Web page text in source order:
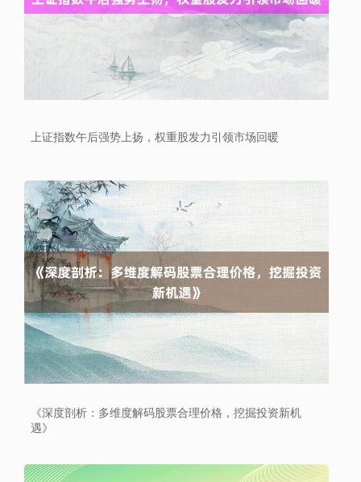
上证指数午后强势上扬，权重股发力引领市场回暖
《深度剖析：多维度解码股票合理价格，挖掘投资新机
遇》
上证综指 3940.04
深证成指 14311.01
沪深300 4694.44 +43.13 +0.93%